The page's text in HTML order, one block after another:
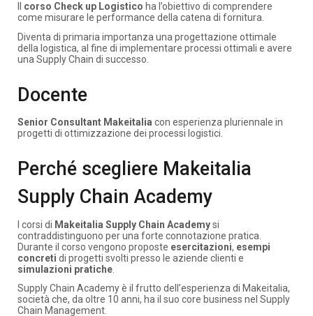
corso Check up Logistico ha l’obiettivo di comprendere
come misurare le performance della catena di fornitura.
Diventa di primaria importanza una progettazione ottimale
della logistica, al fine di implementare processi ottimali e avere
una Supply Chain di successo.
Docente
Senior Consultant Makeitalia con esperienza pluriennale in
progetti di ottimizzazione dei processi logistici.
Perché scegliere Makeitalia
Supply Chain Academy
I corsi di Makeitalia Supply Chain Academysi
contraddistinguono per una forte connotazione pratica.
Durante il corso vengono proposte esercitazioni, esempi
concreti di progetti svolti presso le aziende clienti e
simulazioni pratiche
Supply Chain Academy è il frutto dell’esperienza di Makeitalia,
società che, da oltre 10 anni, ha il suo core business nel Supply
Chain Management.